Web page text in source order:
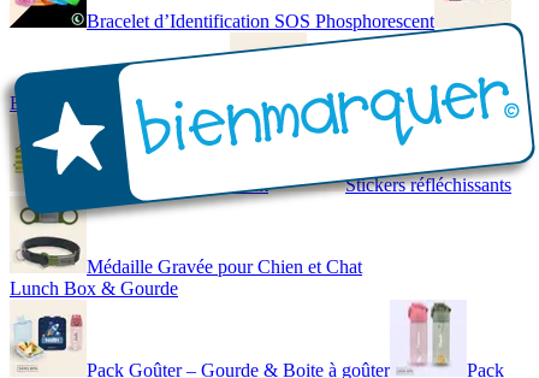
Bracelet d’Identification SOS Phosphorescent
Bracelet personnalisé élégant Bracelet Personnalisé en cuir
Gilet de Sécurité Enfant Stickers réfléchissants
Médaille Gravée pour Chien et Chat
Lunch Box & Gourde
Pack Goûter – Gourde & Boite à goûter Pack